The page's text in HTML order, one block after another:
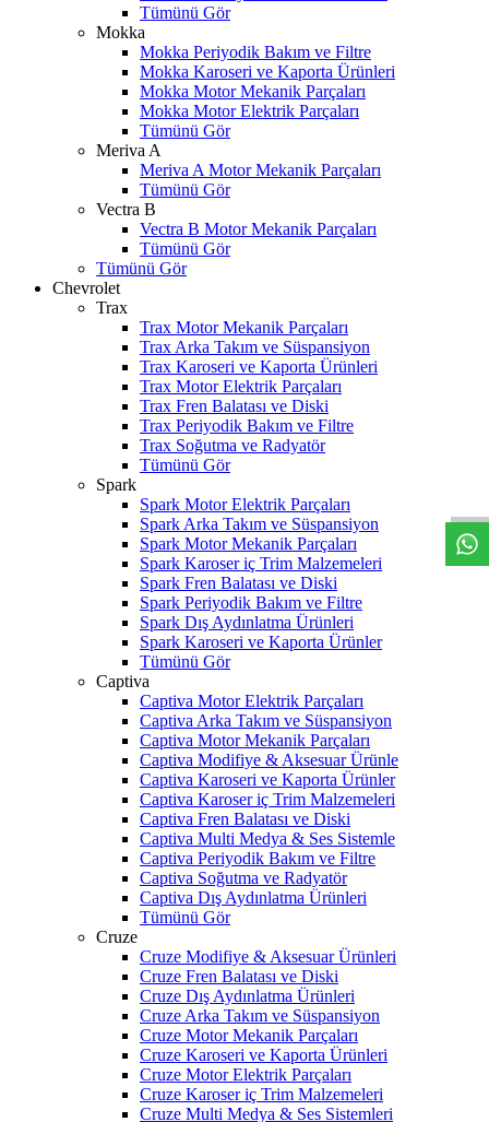
Tümünü Gör
Mokka
Mokka Periyodik Bakım ve Filtre
Mokka Karoseri ve Kaporta Ürünleri
Mokka Motor Mekanik Parçaları
Mokka Motor Elektrik Parçaları
Tümünü Gör
Meriva A
Meriva A Motor Mekanik Parçaları
Tümünü Gör
Vectra B
Vectra B Motor Mekanik Parçaları
Tümünü Gör
Tümünü Gör
Chevrolet
Trax
Trax Motor Mekanik Parçaları
Trax Arka Takım ve Süspansiyon
Trax Karoseri ve Kaporta Ürünleri
Trax Motor Elektrik Parçaları
Trax Fren Balatası ve Diski
Trax Periyodik Bakım ve Filtre
Trax Soğutma ve Radyatör
Tümünü Gör
Spark
Spark Motor Elektrik Parçaları
Spark Arka Takım ve Süspansiyon
Spark Motor Mekanik Parçaları
Spark Karoser iç Trim Malzemeleri
Spark Fren Balatası ve Diski
Spark Periyodik Bakım ve Filtre
Spark Dış Aydınlatma Ürünleri
Spark Karoseri ve Kaporta Ürünler
Tümünü Gör
Captiva
Captiva Motor Elektrik Parçaları
Captiva Arka Takım ve Süspansiyon
Captiva Motor Mekanik Parçaları
Captiva Modifiye & Aksesuar Ürünle
Captiva Karoseri ve Kaporta Ürünler
Captiva Karoser iç Trim Malzemeleri
Captiva Fren Balatası ve Diski
Captiva Multi Medya & Ses Sistemle
Captiva Periyodik Bakım ve Filtre
Captiva Soğutma ve Radyatör
Captiva Dış Aydınlatma Ürünleri
Tümünü Gör
Cruze
Cruze Modifiye & Aksesuar Ürünleri
Cruze Fren Balatası ve Diski
Cruze Dış Aydınlatma Ürünleri
Cruze Arka Takım ve Süspansiyon
Cruze Motor Mekanik Parçaları
Cruze Karoseri ve Kaporta Ürünleri
Cruze Motor Elektrik Parçaları
Cruze Karoser iç Trim Malzemeleri
Cruze Multi Medya & Ses Sistemleri